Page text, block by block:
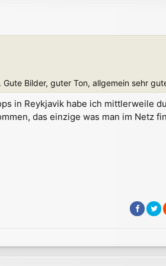
Bilder, guter Ton, allgemein sehr
in Reykjavik habe ich mittlerweile
das einzige was man im Netz